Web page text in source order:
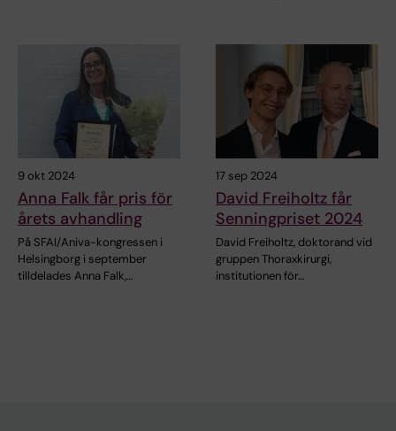
9 okt 2024
Anna Falk får pris för
årets avhandling
På SFAI/Aniva-kongressen i
Helsingborg i september
tilldelades Anna Falk,…
17 sep 2024
David Freiholtz får
Senningpriset 2024
David Freiholtz, doktorand vid
gruppen Thoraxkirurgi,
institutionen för…